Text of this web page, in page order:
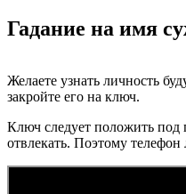
Гадание на имя
Желаете узнать личность
закройте его на ключ.
Ключ следует положить под
отвлекать. Поэтому